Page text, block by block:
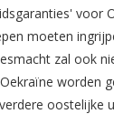
voor
moeten
zal ook
worden
oostelijke